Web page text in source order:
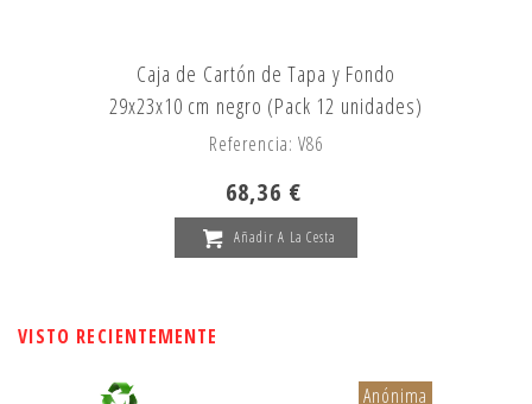
Caja de Cartón de Tapa y Fondo
29x23x10 cm negro (Pack 12 unidades)
Referencia: V86
68,36 €
Añadir A La Cesta
VISTO RECIENTEMENTE
Anónima